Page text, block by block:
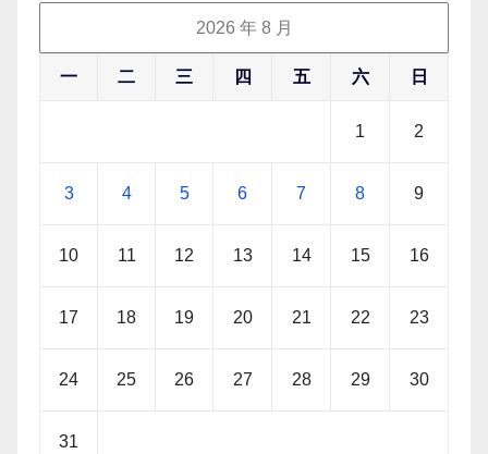
2026 年 8 月
一 二 三 四 五 六 日
1 2
3 4 5 6 7 8 9
10 11 12 13 14 15 16
17 18 19 20 21 22 23
24 25 26 27 28 29 30
31